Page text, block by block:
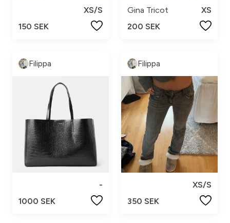
XS/S
150 SEK
Gina Tricot
XS
200 SEK
Filippa
-
1000 SEK
Filippa
XS/S
350 SEK